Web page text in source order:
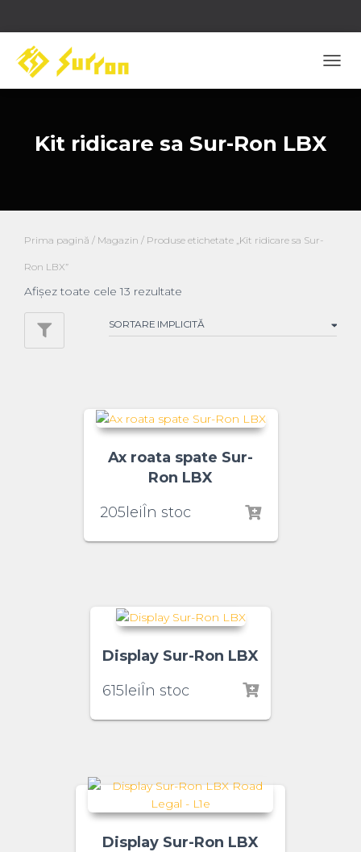
Kit ridicare sa Sur-Ron LBX
Prima pagină / Magazin / Produse etichetate „Kit ridicare sa Sur-
Ron LBX”
Afișez toate cele 13 rezultate
Ax roata spate Sur-
Ron LBX
205 leiÎn stoc
Display Sur-Ron LBX
615leiÎn stoc
Display Sur-Ron LBX